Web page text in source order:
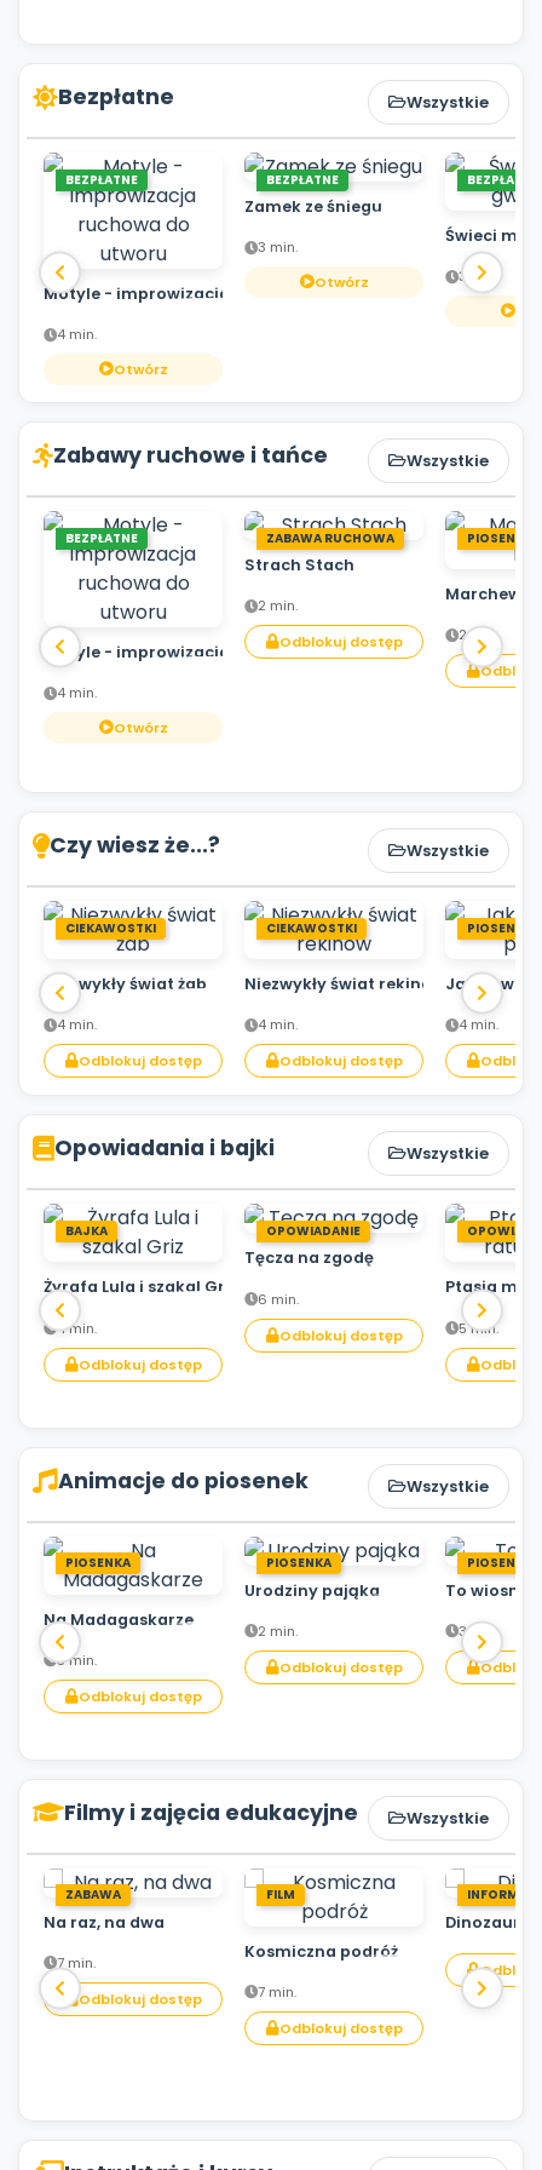
Bezpłatne Wszystkie
BEZPŁATNE
Motyle - improwizacja ruchowa do utworu
4 min.
Otwórz
BEZPŁATNE
Zamek ze śniegu
3 min.
Otwórz
BEZPŁATNE
Świeci
3 min.
Zabawy ruchowe i tańce Wszystkie
BEZPŁATNE
Motyle - improwizacja ruchowa do utworu
4 min.
Otwórz
ZABAWA RUCHOWA
Strach Stach
2 min.
Odblokuj dostęp
PIOSENKA
2 min.
Czy wiesz że...? Wszystkie
CIEKAWOSTKI
Niezwykły świat żab
4 min.
Odblokuj dostęp
CIEKAWOSTKI
Niezwykły świat rekinów
4 min.
Odblokuj dostęp
PIOSENKA
Jak
4 min.
Opowiadania i bajki Wszystkie
BAJKA
Żyrafa Lula i szakal Griz
4 min.
Odblokuj dostęp
OPOWIADANIE
Tęcza na zgodę
6 min.
Odblokuj dostęp
Ptasia
5 min.
Animacje do piosenek Wszystkie
PIOSENKA
Na Madagaskarze
3 min.
Odblokuj dostęp
PIOSENKA
Urodziny pająka
2 min.
Odblokuj dostęp
PIOSENKA
To wiosna!
3 min.
Filmy i zajęcia edukacyjne Wszystkie
ZABAWA
Na raz, na dwa
7 min.
Odblokuj dostęp
FILM
Kosmiczna podróż
7 min.
Odblokuj dostęp
Dinozaury